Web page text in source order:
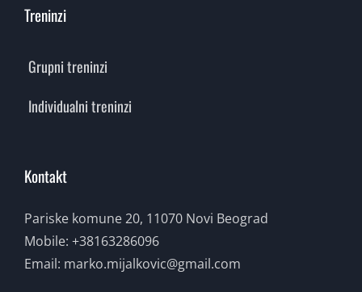
Treninzi
Grupni treninzi
Individualni treninzi
Kontakt
Pariske komune 20, 11070 Novi Beograd
Mobile: +38163286096
Email: marko.mijalkovic@gmail.com